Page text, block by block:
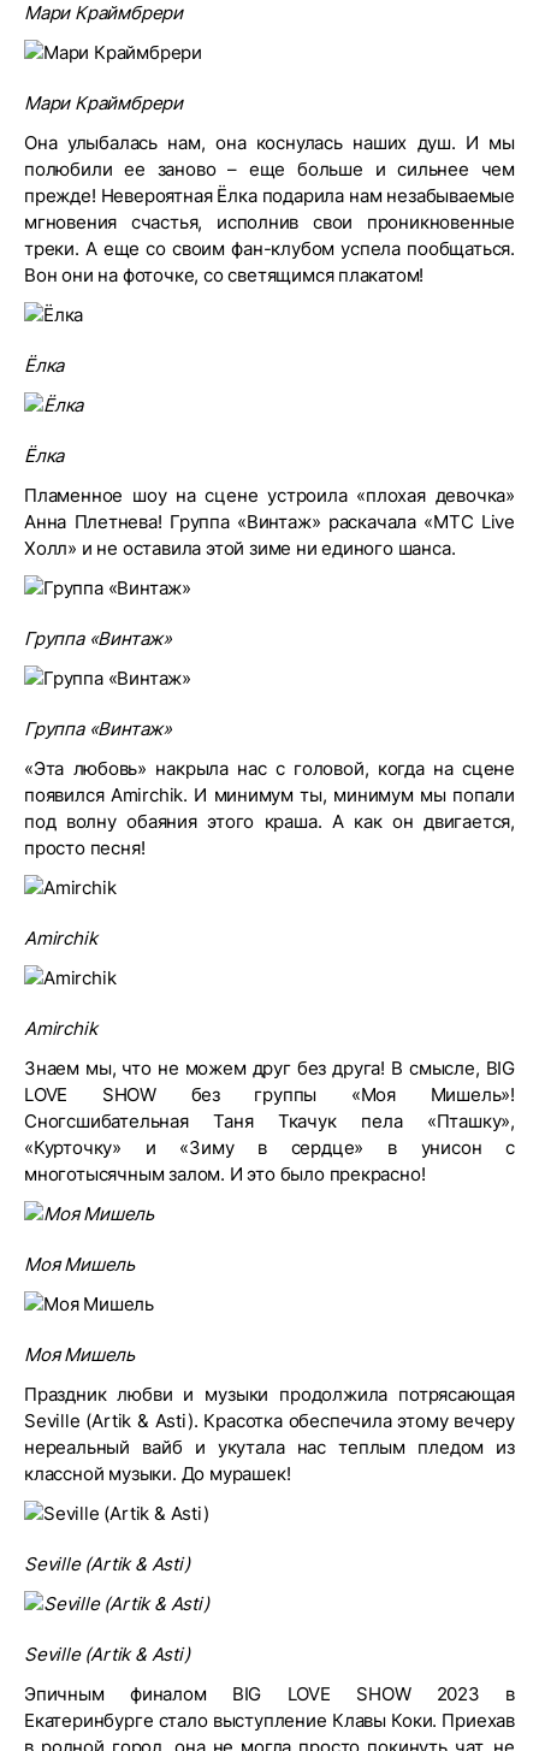
Мари Краймбрери
Мари Краймбрери
Она улыбалась нам, она коснулась наших душ. И мы
полюбили ее заново – еще больше и сильнее чем
прежде! Невероятная Ёлка подарила нам незабываемые
мгновения счастья, исполнив свои проникновенные
треки. А еще со своим фан-клубом успела пообщаться.
Вон они на фоточке, со светящимся плакатом!
Ёлка
Ёлка
Пламенное шоу на сцене устроила «плохая девочка»
Анна Плетнева! Группа «Винтаж» раскачала «МТС Live
Холл» и не оставила этой зиме ни единого шанса.
Группа «Винтаж»
Группа «Винтаж»
«Эта любовь» накрыла нас с головой, когда на сцене
появился Amirchik. И минимум ты, минимум мы попали
под волну обаяния этого краша. А как он двигается,
просто песня!
Amirchik
Amirchik
Знаем мы, что не можем друг без друга! В смысле, BIG
LOVE SHOW без группы «Моя Мишель»!
Сногсшибательная Таня Ткачук пела «Пташку»,
«Курточку» и «Зиму в сердце» в унисон с
многотысячным залом. И это было прекрасно!
Моя Мишель
Моя Мишель
Праздник любви и музыки продолжила потрясающая
Seville (Artik & Asti). Красотка обеспечила этому вечеру
нереальный вайб и укутала нас теплым пледом из
классной музыки. До мурашек!
Seville (Artik & Asti)
Seville (Artik & Asti)
Эпичным финалом BIG LOVE SHOW 2023 в
Екатеринбурге стало выступление Клавы Коки. Приехав